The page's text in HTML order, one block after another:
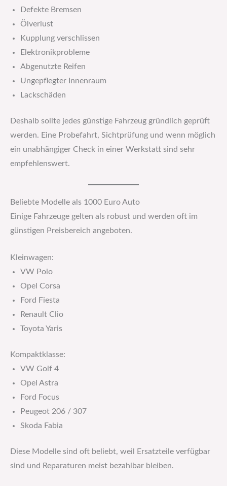
Defekte Bremsen
Ölverlust
Kupplung verschlissen
Elektronikprobleme
Abgenutzte Reifen
Ungepflegter Innenraum
Lackschäden
Deshalb sollte jedes günstige Fahrzeug gründlich geprüft
werden. Eine Probefahrt, Sichtprüfung und wenn möglich
ein unabhängiger Check in einer Werkstatt sind sehr
empfehlenswert.
Beliebte Modelle als 1000 Euro Auto
Einige Fahrzeuge gelten als robust und werden oft im
günstigen Preisbereich angeboten.
Kleinwagen:
VW Polo
Opel Corsa
Ford Fiesta
Renault Clio
Toyota Yaris
Kompaktklasse:
VW Golf 4
Opel Astra
Ford Focus
Peugeot 206 / 307
Skoda Fabia
Diese Modelle sind oft beliebt, weil Ersatzteile verfügbar
sind und Reparaturen meist bezahlbar bleiben.